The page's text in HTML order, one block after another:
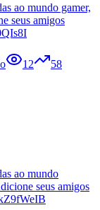
ao mundo gamer,
seus amigos
12 58
ao mundo
seus amigos